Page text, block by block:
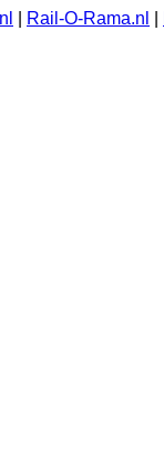
Rail-O-Rama.nl